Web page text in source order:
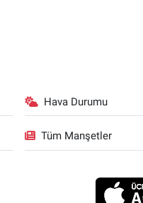
Hava Durumu
Tüm Manşetler